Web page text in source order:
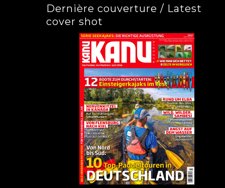
Dernière couverture / Latest
cover shot